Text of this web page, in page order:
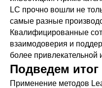
LC прочно вошли не
самые разные
Квалифицированные
взаимодоверия и
более привлекательной
Подведем итог
Применение методов